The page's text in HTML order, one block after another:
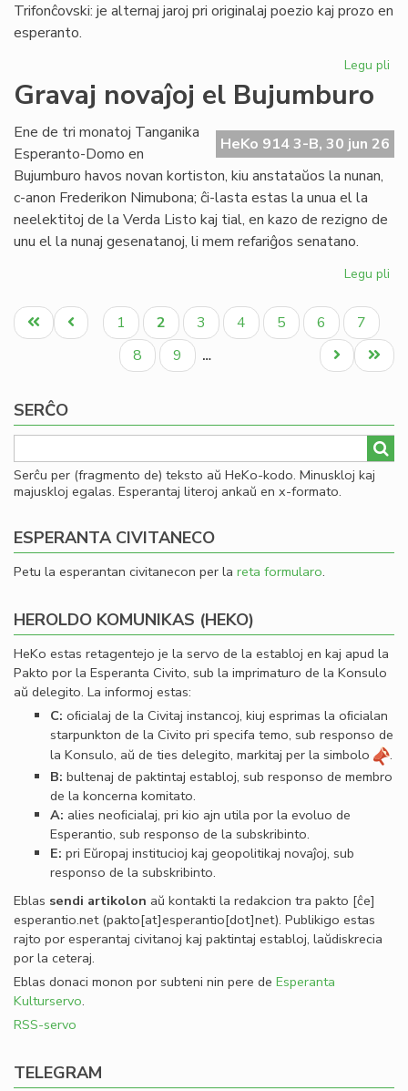
Trifonĉovski: je alternaj jaroj pri originalaj poezio kaj prozo en
esperanto.
Legu pli
Gravaj novaĵoj el Bujumburo
HeKo 914 3-B, 30 jun 26
Ene de tri monatoj Tanganika
Esperanto-Domo en
Bujumburo havos novan kortiston, kiu anstataŭos la nunan,
c-anon Frederikon Nimubona; ĉi-lasta estas la unua el la
neelektitoj de la Verda Listo kaj tial, en kazo de rezigno de
unu el la nunaj gesenatanoj, li mem refariĝos senatano.
Legu pli
Pagination
Unua
paĝo
Antaŭa
paĝo
Paĝo
1
Aktuala
paĝo
2 Paĝo
3 Paĝo
4 Paĝo
5 Paĝo
6 Paĝo
7
Paĝo
8 Paĝo
9 …
Last
page
Next
page
SERĈO
Serĉu per (fragmento de) teksto aŭ HeKo-kodo. Minuskloj kaj
majuskloj egalas. Esperantaj literoj ankaŭ en x-formato.
ESPERANTA CIVITANECO
Petu la esperantan civitanecon per la reta formularo.
HEROLDO KOMUNIKAS (HEKO)
HeKo estas retagentejo je la servo de la establoj en kaj apud la
Pakto por la Esperanta Civito, sub la imprimaturo de la Konsulo
aŭ delegito. La informoj estas:
C: oﬁcialaj de la Civitaj instancoj, kiuj esprimas la oﬁcialan
starpunkton de la Civito pri specifa temo, sub responso de
la Konsulo, aŭ de ties delegito, markitaj per la simbolo
.
B: bultenaj de paktintaj establoj, sub responso de membro
de la koncerna komitato.
A: alies neoﬁcialaj, pri kio ajn utila por la evoluo de
Esperantio, sub responso de la subskribinto.
E: pri Eŭropaj institucioj kaj geopolitikaj novaĵoj, sub
responso de la subskribinto.
Eblas sendi artikolon aŭ kontakti la redakcion tra pakto [ĉe]
esperantio.net(pakto[at]esperantio[dot]net). Publikigo estas
rajto por esperantaj civitanoj kaj paktintaj establoj, laŭdiskrecia
por la ceteraj.
Eblas donaci monon por subteni nin pere de Esperanta
Kulturservo.
RSS-servo
TELEGRAM